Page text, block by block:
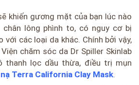
khiến gương mặt của bạn lúc nào
chân lông phình to, có nguy cơ bị
với các loại da khác. Chính bởi vậy,
chăm sóc da Dr Spiller Skinlab
thanh lọc dầu thừa, điều trị mụn
Terra California Clay Mask.